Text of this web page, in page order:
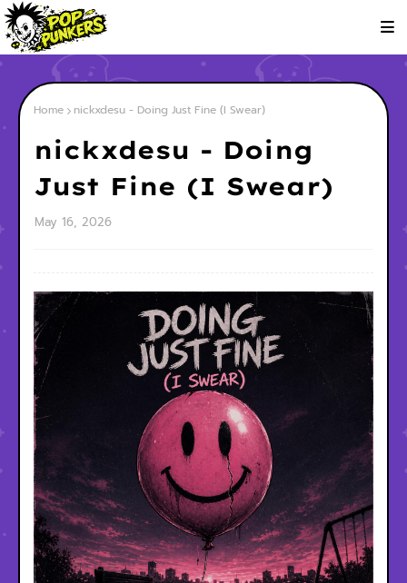
Home nickxdesu - Doing Just Fine (I Swear)
nickxdesu - Doing
Just Fine (I Swear)
May 16, 2026